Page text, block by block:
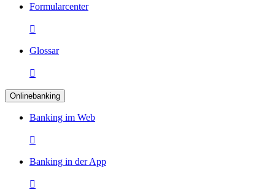
Formularcenter

Glossar

Onlinebanking
Banking im Web

Banking in der App
